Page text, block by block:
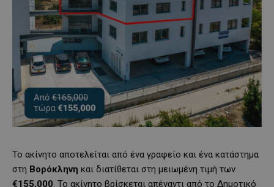
Το ακίνητο αποτελείται από ένα γραφείο και ένα κατάστημα
στη Βορόκληνη και διατίθεται στη μειωμένη τιμή των
€155,000. Το ακίνητο βρίσκεται απέναντι από το Δημοτικό